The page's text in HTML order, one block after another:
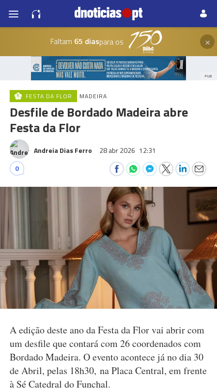
Faltam 65 diaspara os ×
PUB
FESTA DA FLOR MADEIRA
Desfile de Bordado Madeira abre
Festa da Flor
Andreia Dias Ferro 28 abr 2026 12:31
0
A edição deste ano da Festa da Flor vai abrir com
um desfile que contará com 26 coordenados com
Bordado Madeira. O evento acontece já no dia 30
de Abril, pelas 18h30, na Placa Central, em frente
à Sé Catedral do Funchal.